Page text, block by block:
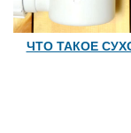
ЧТО ТАКОЕ